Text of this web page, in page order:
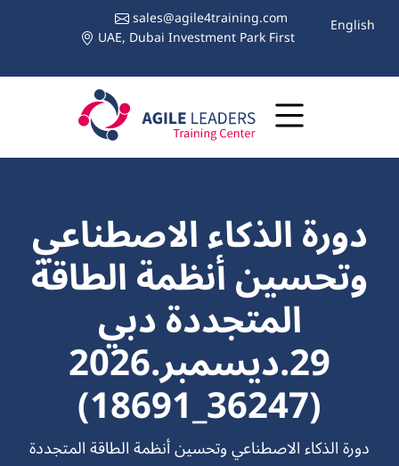
sales@agile4training.com
UAE, Dubai Investment Park First English
دورة الذكاء الاصطناعي
وتحسين أنظمة الطاقة
المتجددة دبي
29.ديسمبر.2026
(36247_18691)
دورة الذكاء الاصطناعي وتحسين أنظمة الطاقة المتجددة